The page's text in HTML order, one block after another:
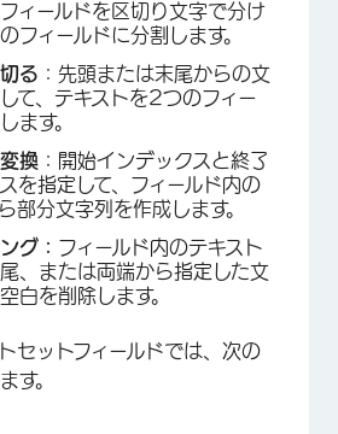
×
フィールドを区切り文字で分け
フィールドに分割します。
る ：先頭または末尾からの文
て、テキストを2つのフィー
ます。
換 ：開始インデックスと終了
を指定して、フィールド内の
部分文字列を作成します。
グ： フィールド内のテキスト
、または両端から指定した文
白を削除します。
セットフィールドでは、次の
す。